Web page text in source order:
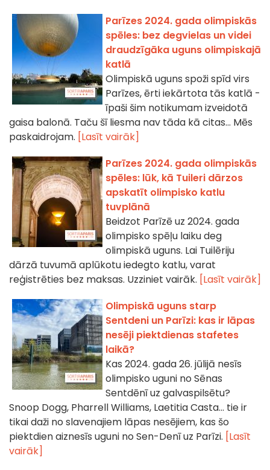
Parīzes 2024. gada olimpiskās
spēles: bez degvielas un videi
draudzīgāka uguns olimpiskajā
katlā
Olimpiskā uguns spoži spīd virs
Parīzes, ērti iekārtota tās katlā -
īpaši šim notikumam izveidotā
gaisa balonā. Taču šī liesma nav tāda kā citas... Mēs
paskaidrojam. [Lasīt vairāk]
Parīzes 2024. gada olimpiskās
spēles: lūk, kā Tuileri dārzos
apskatīt olimpisko katlu
tuvplānā
Beidzot Parīzē uz 2024. gada
olimpisko spēļu laiku deg
olimpiskā uguns. Lai Tuilēriju
dārzā tuvumā aplūkotu iedegto katlu, varat
reģistrēties bez maksas. Uzziniet vairāk. [Lasīt vairāk]
Olimpiskā uguns starp
Sentdeni un Parīzi: kas ir lāpas
nesēji piektdienas stafetes
laikā?
Kas 2024. gada 26. jūlijā nesīs
olimpisko uguni no Sēnas
Sentdēnī uz galvaspilsētu?
Snoop Dogg, Pharrell Williams, Laetitia Casta... tie ir
tikai daži no slavenajiem lāpas nesējiem, kas šo
piektdien aiznesīs uguni no Sen-Denī uz Parīzi. [Lasīt
vairāk]